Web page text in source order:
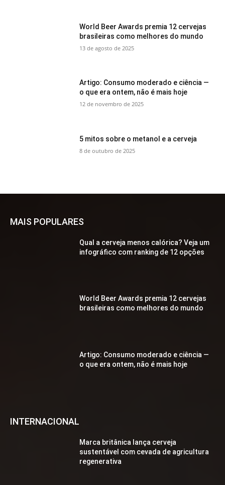
World Beer Awards premia 12 cervejas
brasileiras como melhores do mundo
13 de agosto de 2025
Artigo: Consumo moderado e ciência —
o que era ontem, não é mais hoje
12 de novembro de 2025
5 mitos sobre o metanol e a cerveja
8 de outubro de 2025
MAIS POPULARES
Qual a cerveja menos calórica? Veja um
infográfico com ranking de 12 opções
World Beer Awards premia 12 cervejas
brasileiras como melhores do mundo
Artigo: Consumo moderado e ciência —
o que era ontem, não é mais hoje
INTERNACIONAL
Marca britânica lança cerveja
sustentável com cevada de agricultura
regenerativa